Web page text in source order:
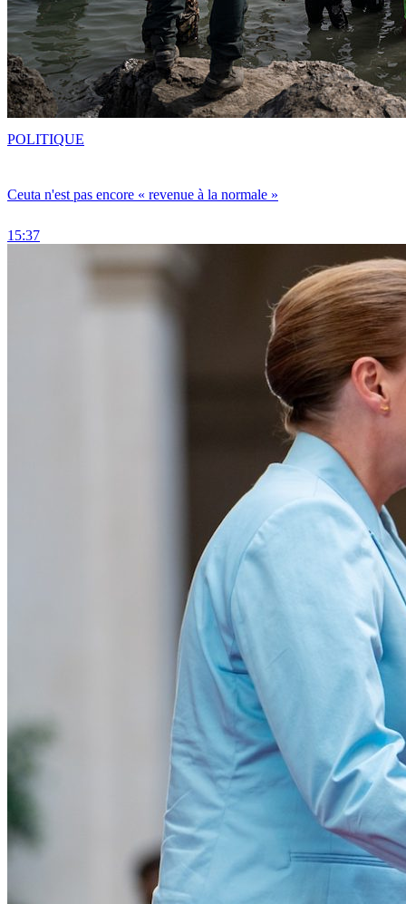
Ceuta n'est pas encore « revenue à la normale »
15:37
POLITIQUE